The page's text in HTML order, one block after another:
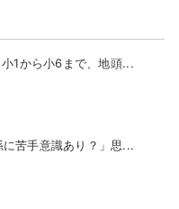
小1から小6まで、地頭...
に苦手意識あり？」思...